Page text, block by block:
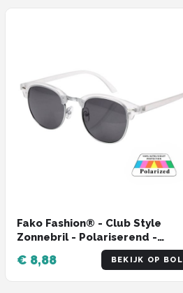
Fako Fashion® - Club Style
Zonnebril - Polariserend -
Polarized - Dames - Heren -
Transparant/Zilver
€ 8,88 BEKIJK OP BOL